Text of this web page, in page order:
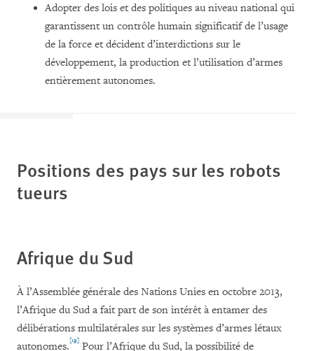
Adopter des lois et des politiques au niveau national qui
garantissent un contrôle humain significatif de l’usage
de la force et décident d’interdictions sur le
développement, la production et l’utilisation d’armes
entièrement autonomes.
Positions des pays sur les robots
tueurs
Afrique du Sud
À l’Assemblée générale des Nations Unies en octobre 2013,
l’Afrique du Sud a fait part de son intérêt à entamer des
délibérations multilatérales sur les systèmes d’armes létaux
autonomes.[19] Pour l’Afrique du Sud, la possibilité de